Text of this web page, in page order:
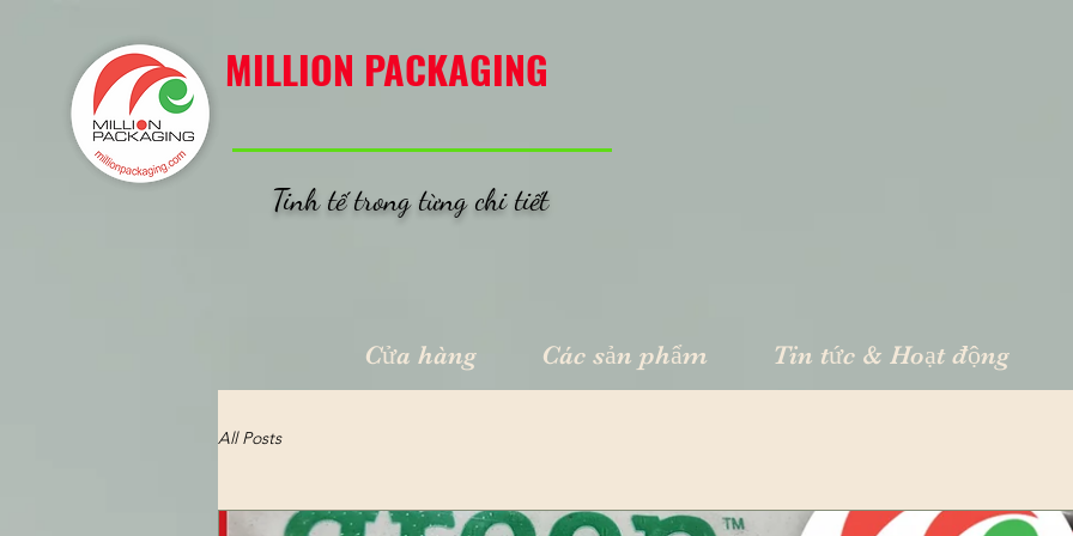
MILLION PACKAGING
Tinh tế trong từng chi tiết
Cửa hàng Các sản phẩm Tin tức & Hoạt động
All Posts